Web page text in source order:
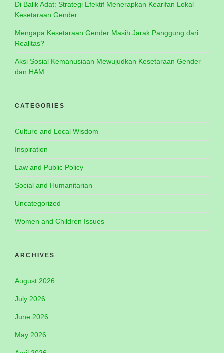
Di Balik Adat: Strategi Efektif Menerapkan Kearifan Lokal
Kesetaraan Gender
Mengapa Kesetaraan Gender Masih Jarak Panggung dari
Realitas?
Aksi Sosial Kemanusiaan Mewujudkan Kesetaraan Gender
dan HAM
CATEGORIES
Culture and Local Wisdom
Inspiration
Law and Public Policy
Social and Humanitarian
Uncategorized
Women and Children Issues
ARCHIVES
August 2026
July 2026
June 2026
May 2026